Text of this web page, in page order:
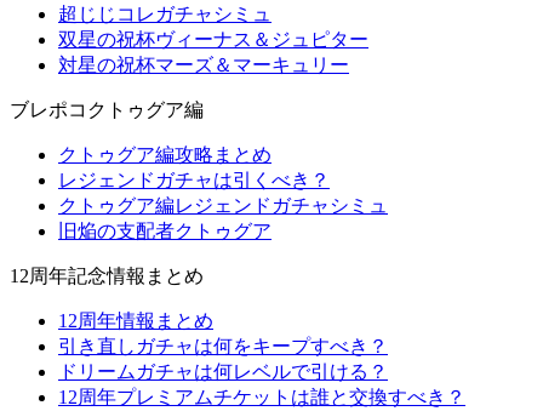
超じじコレガチャシミュ
双星の祝杯ヴィーナス＆ジュピター
対星の祝杯マーズ＆マーキュリー
ブレポコクトゥグア編
クトゥグア編攻略まとめ
レジェンドガチャは引くべき？
クトゥグア編レジェンドガチャシミュ
旧焔の支配者クトゥグア
12周年記念情報まとめ
12周年情報まとめ
引き直しガチャは何をキープすべき？
ドリームガチャは何レベルで引ける？
12周年プレミアムチケットは誰と交換すべき？